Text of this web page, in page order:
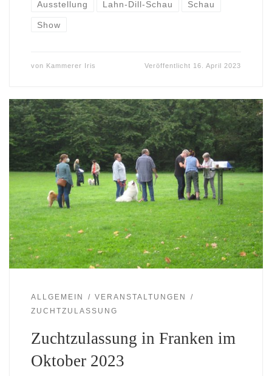
Ausstellung Lahn-Dill-Schau Schau
Show
von Kammerer Iris Veröffentlicht 16. April 2023
ALLGEMEIN
VERANSTALTUNGEN
ZUCHTZULASSUNG
Zuchtzulassung in Franken im
Oktober 2023